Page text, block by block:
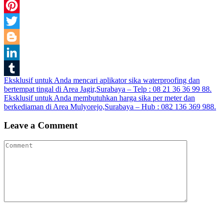
Facebook
Pinterest
Twitter
Blogger
LinkedIn
Tumblr
Post
navigation
Eksklusif untuk Anda mencari aplikator sika waterproofing dan
bertempat tingal di Area Jagir,Surabaya – Telp : 08 21 36 36 99 88.
Eksklusif untuk Anda membutuhkan harga sika per meter dan
berkediaman di Area Mulyorejo,Surabaya – Hub : 082 136 369 988.
Leave a Comment